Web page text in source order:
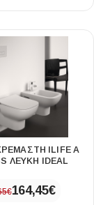
ILIFE Α
ΛΕΥΚΗ IDEAL
€164,45€